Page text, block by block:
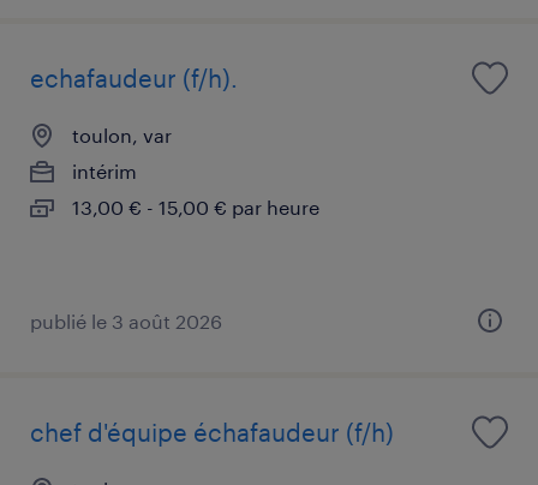
echafaudeur (f/h).
toulon, var
intérim
13,00 € - 15,00 € par heure
publié le 3 août 2026
chef d'équipe échafaudeur (f/h)